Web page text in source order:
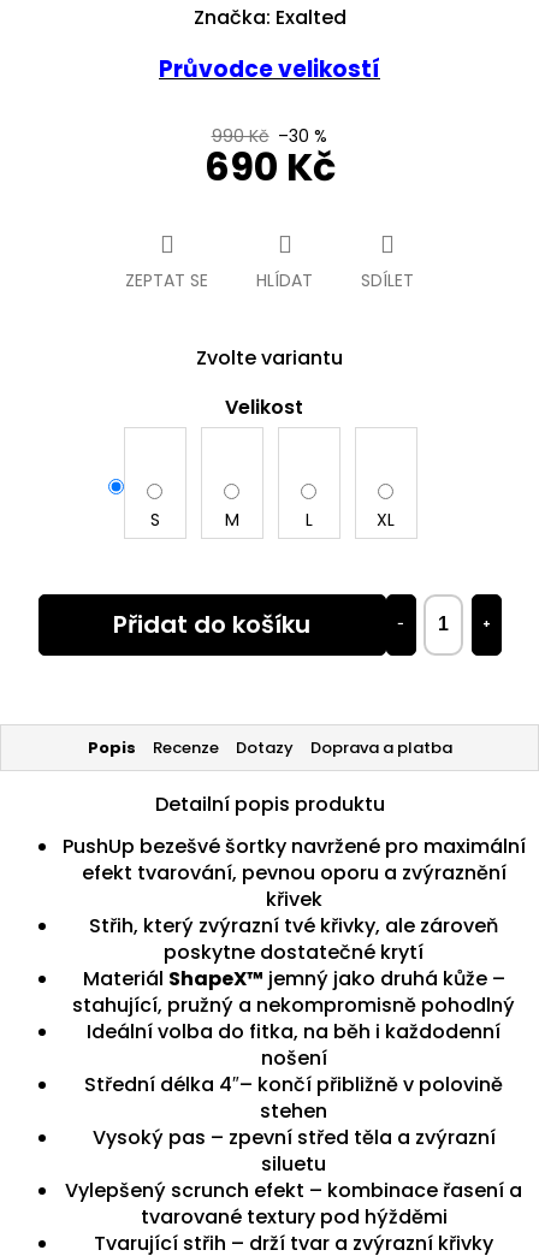
990 Kč –30 %
690 Kč
Zvolte variantu
Velikost
S M L XL
+
−
Přidat do košíku
Průvodce velikostí
ZEPTAT SE HLÍDAT SDÍLET
Značka: Exalted
Popis Recenze Dotazy Doprava a platba
Detailní popis produktu
PushUp bezešvé šortky navržené pro maximální
efekt tvarování, pevnou oporu a zvýraznění
křivek
Střih, který zvýrazní tvé křivky, ale zároveň
poskytne dostatečné krytí
Materiál ShapeX™ jemný jako druhá kůže –
stahující, pružný a nekompromisně pohodlný
Ideální volba do fitka, na běh i každodenní
nošení
Střední délka 4″– končí přibližně v polovině
stehen
Vysoký pas – zpevní střed těla a zvýrazní
siluetu
Vylepšený scrunch efekt – kombinace řasení a
tvarované textury pod hýžděmi
Tvarující střih – drží tvar a zvýrazní křivky